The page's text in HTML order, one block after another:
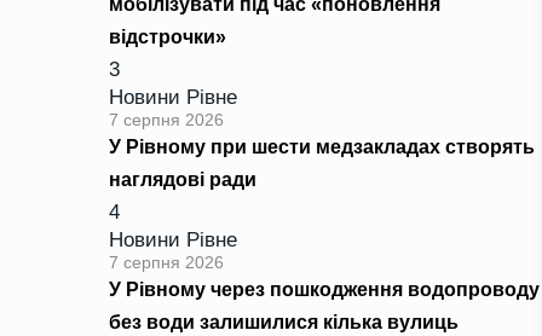
відстрочки»
3
Новини Рівне
7 серпня 2026
У Рівному при шести медзакладах створять
наглядові ради
4
Новини Рівне
7 серпня 2026
У Рівному через пошкодження водопроводу
без води залишилися кілька вулиць